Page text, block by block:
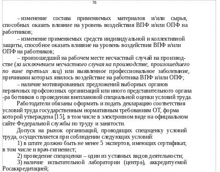
76
– изменение состава применяемых материалов и/или сырья,
способных оказать влияние на уровень воздействия ВПФ и/или ОПФ на
работников;
–изменение применяемых средств индивидуальной и коллективной
защиты, способное оказать влияние на уровень воздействия ВПФ и/или
ОПФ на работников;
– произошедший на рабочем месте несчастный случай на производ-
стве (за исключением несчастного случая на производстве, произошедшего
по вине третьих лиц) или выявленное профессиональное заболевание,
причинами которых явилось воздействие на работника ВПФ и/или ОПФ;
–наличие мотивированных предложений выборных органов
первичных профсоюзных организаций или иного представительного органа
-ра ботников о проведении внеплановой специальной оценки условий труда.
Работодатели обязаны оформить и подать декларацию соответствия
условий труда государственным нормативным требованиям ОТ, форма
которой утверждена [15], в том числе в электронном виде на официальном
сайте Федеральной службы по труду и занятости.
Допуск на рынок организаций, проводящих спецоценку условий
труда, осуществляется при соблюдении следующих условий:
1) в штате должно быть не менее 5 экспертов, имеющих сертификат,
в том числе и врач-гигиенист;
2) проведение спецоценки – один из уставных видов деятельности;
3) наличие испытательной лаборатории (центра), аккредитуемой
Росаккредитацией;